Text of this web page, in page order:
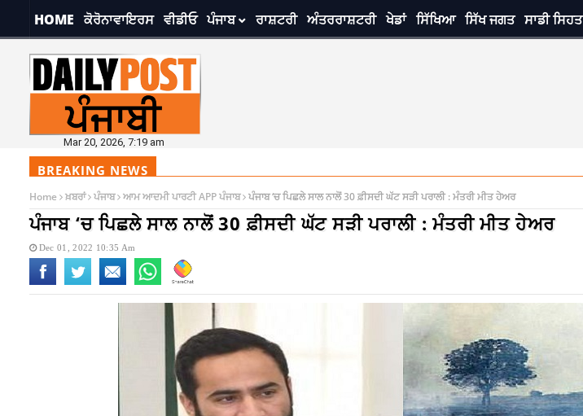
HOME ਕੋਰੋਨਾਵਾਇਰਸ ਵੀਡੀਓ ਪੰਜਾਬ ਰਾਸ਼ਟਰੀ ਅੰਤਰਰਾਸ਼ਟਰੀ ਖੇਡਾਂ ਸਿੱਖਿਆ ਸਿੱਖ ਜਗਤ ਸਾਡੀ ਸਿਹਤ
Mar 20, 2026, 7:19 am
BREAKING NEWS
Home ਖ਼ਬਰਾਂ ਪੰਜਾਬ ਆਮ ਆਦਮੀ ਪਾਰਟੀ APP ਪੰਜਾਬ ਪੰਜਾਬ ‘ਚ ਪਿਛਲੇ ਸਾਲ ਨਾਲੋਂ 30 ਫ਼ੀਸਦੀ ਘੱਟ ਸੜੀ ਪਰਾਲੀ : ਮੰਤਰੀ ਮੀਤ ਹੇਅਰ
ਪੰਜਾਬ ‘ਚ ਪਿਛਲੇ ਸਾਲ ਨਾਲੋਂ 30 ਫ਼ੀਸਦੀ ਘੱਟ ਸੜੀ ਪਰਾਲੀ : ਮੰਤਰੀ ਮੀਤ ਹੇਅਰ
Dec 01, 2022 10:35 Am